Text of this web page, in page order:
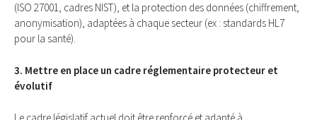
(ISO 27001, cadres NIST), et la protection des données (chiffrement,
anonymisation), adaptées à chaque secteur (ex : standards HL7
pour la santé).
3. Mettre en place un cadre réglementaire protecteur et
évolutif
Le cadre législatif actuel doit être renforcé et adapté à